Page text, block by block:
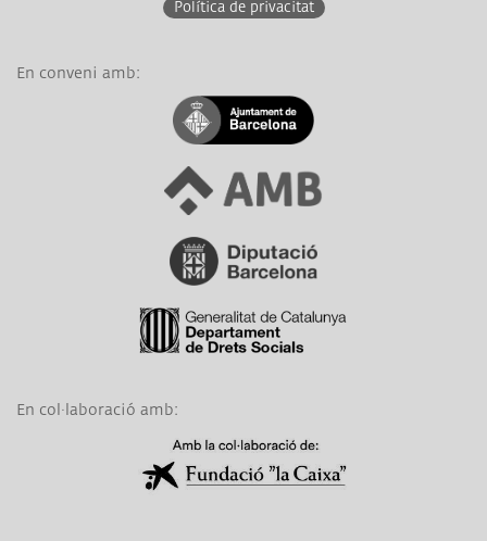
Política de privacitat
En conveni amb:
Link a Ajuntament de Barcelona
Link a Àrea Metropolitana de Barcelona
Link a Diputació de Barcelona
Link a Generalitat de Catalunya
En col·laboració amb: